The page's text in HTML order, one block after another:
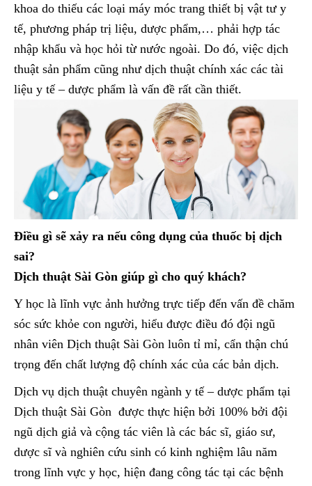
khoa do thiếu các loại máy móc trang thiết bị vật tư y
tế, phương pháp trị liệu, dược phẩm,… phải hợp tác
nhập khẩu và học hỏi từ nước ngoài. Do đó, việc dịch
thuật sản phẩm cũng như dịch thuật chính xác các tài
liệu y tế – dược phẩm là vấn đề rất cần thiết.
Điều gì sẽ xảy ra nếu công dụng của thuốc bị dịch
sai?
Dịch thuật Sài Gòn giúp gì cho quý khách?
Y học là lĩnh vực ảnh hưởng trực tiếp đến vấn đề chăm
sóc sức khỏe con người, hiểu được điều đó đội ngũ
nhân viên Dịch thuật Sài Gòn luôn tỉ mỉ, cẩn thận chú
trọng đến chất lượng độ chính xác của các bản dịch.
Dịch vụ dịch thuật chuyên ngành y tế – dược phẩm tại
Dịch thuật Sài Gòn được thực hiện bởi 100% bởi đội
ngũ dịch giả và cộng tác viên là các bác sĩ, giáo sư,
dược sĩ và nghiên cứu sinh có kinh nghiệm lâu năm
trong lĩnh vực y học, hiện đang công tác tại các bệnh